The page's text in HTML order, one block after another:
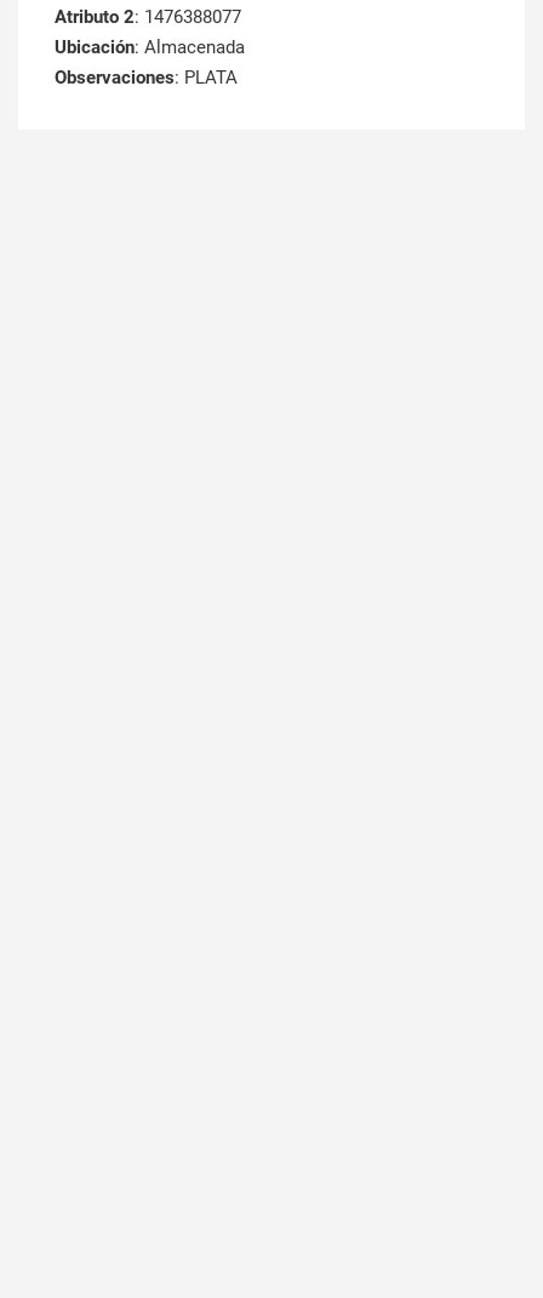
Atributo 2: 1476388077
Ubicación: Almacenada
Observaciones: PLATA